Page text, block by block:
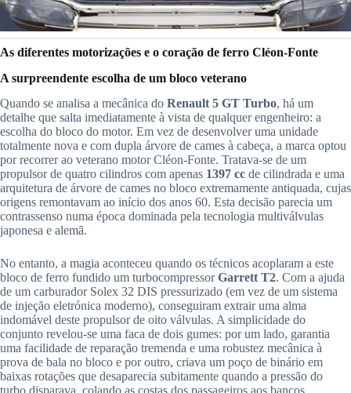
As diferentes motorizações e o coração de ferro Cléon-Fonte
A surpreendente escolha de um bloco veterano
Quando se analisa a mecânica do Renault 5 GT Turbo, há um
detalhe que salta imediatamente à vista de qualquer engenheiro: a
escolha do bloco do motor. Em vez de desenvolver uma unidade
totalmente nova e com dupla árvore de cames à cabeça, a marca optou
por recorrer ao veterano motor Cléon-Fonte. Tratava-se de um
propulsor de quatro cilindros com apenas 1397 cc de cilindrada e uma
arquitetura de árvore de cames no bloco extremamente antiquada, cujas
origens remontavam ao início dos anos 60. Esta decisão parecia um
contrassenso numa época dominada pela tecnologia multiválvulas
japonesa e alemã.
No entanto, a magia aconteceu quando os técnicos acoplaram a este
bloco de ferro fundido um turbocompressorGarrett T2. Com a ajuda
de um carburador Solex 32 DIS pressurizado (em vez de um sistema
de injeção eletrónica moderno), conseguiram extrair uma alma
indomável deste propulsor de oito válvulas. A simplicidade do
conjunto revelou-se uma faca de dois gumes: por um lado, garantia
uma facilidade de reparação tremenda e uma robustez mecânica à
prova de bala no bloco e por outro, criava um poço de binário em
baixas rotações que desaparecia subitamente quando a pressão do